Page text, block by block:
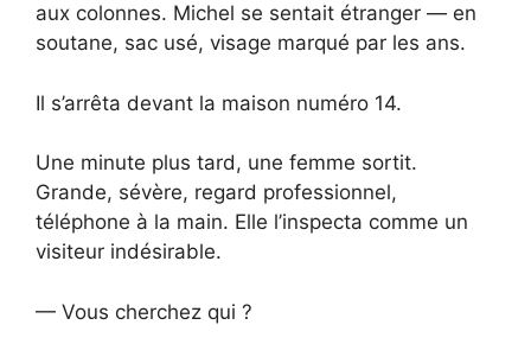
aux colonnes. Michel se sentait étranger — en
soutane, sac usé, visage marqué par les ans.
Il s’arrêta devant la maison numéro 14.
Une minute plus tard, une femme sortit.
Grande, sévère, regard professionnel,
téléphone à la main. Elle l’inspecta comme un
visiteur indésirable.
— Vous cherchez qui ?